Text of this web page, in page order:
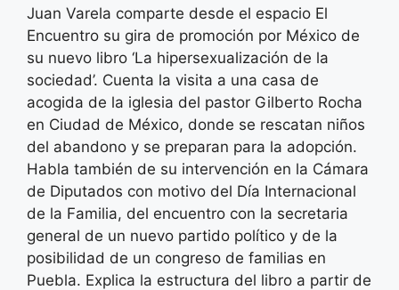
Juan Varela comparte desde el espacio El
Encuentro su gira de promoción por México de
su nuevo libro ‘La hipersexualización de la
sociedad’. Cuenta la visita a una casa de
acogida de la iglesia del pastor Gilberto Rocha
en Ciudad de México, donde se rescatan niños
del abandono y se preparan para la adopción.
Habla también de su intervención en la Cámara
de Diputados con motivo del Día Internacional
de la Familia, del encuentro con la secretaria
general de un nuevo partido político y de la
posibilidad de un congreso de familias en
Puebla. Explica la estructura del libro a partir de